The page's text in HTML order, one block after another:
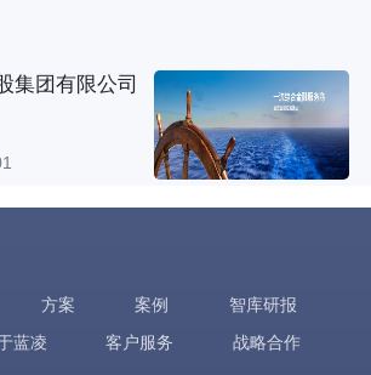
集团有限公司
方案 案例
智库研报
蓝凌 客户服务 战略合作